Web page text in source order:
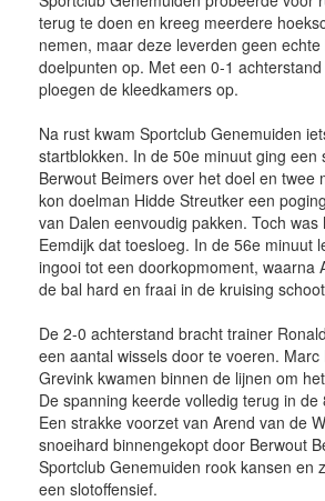
terug te doen en kreeg meerdere
nemen, maar deze leverden geen
doelpunten op. Met een 0-1
ploegen de kleedkamers op.
Na rust kwam Sportclub Genemuiden
startblokken. In de 50e minuut ging een
Berwout Beimers over het doel en twee
kon doelman Hidde Streutker een
van Dalen eenvoudig pakken. Toch was
Eemdijk dat toesloeg. In de 56e minuut
ingooi tot een doorkopmoment, waarna
de bal hard en fraai in de kruising
De 2-0 achterstand bracht trainer
een aantal wissels door te voeren.
Grevink kwamen binnen de lijnen om
De spanning keerde volledig terug in de
Een strakke voorzet van Arend van de
snoeihard binnengekopt door Berwout
Sportclub Genemuiden rook kansen en
een slotoffensief.